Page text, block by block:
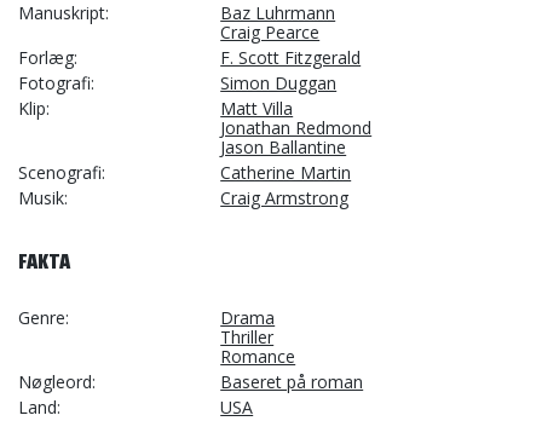
Manuskript
Baz Luhrmann
Craig Pearce
Forlæg
F. Scott Fitzgerald
Fotografi
Simon Duggan
Klip
Matt Villa
Jonathan Redmond
Jason Ballantine
Scenografi
Catherine Martin
Musik
Craig Armstrong
FAKTA
Genre
Drama
Thriller
Romance
Nøgleord
Baseret på roman
Land
USA